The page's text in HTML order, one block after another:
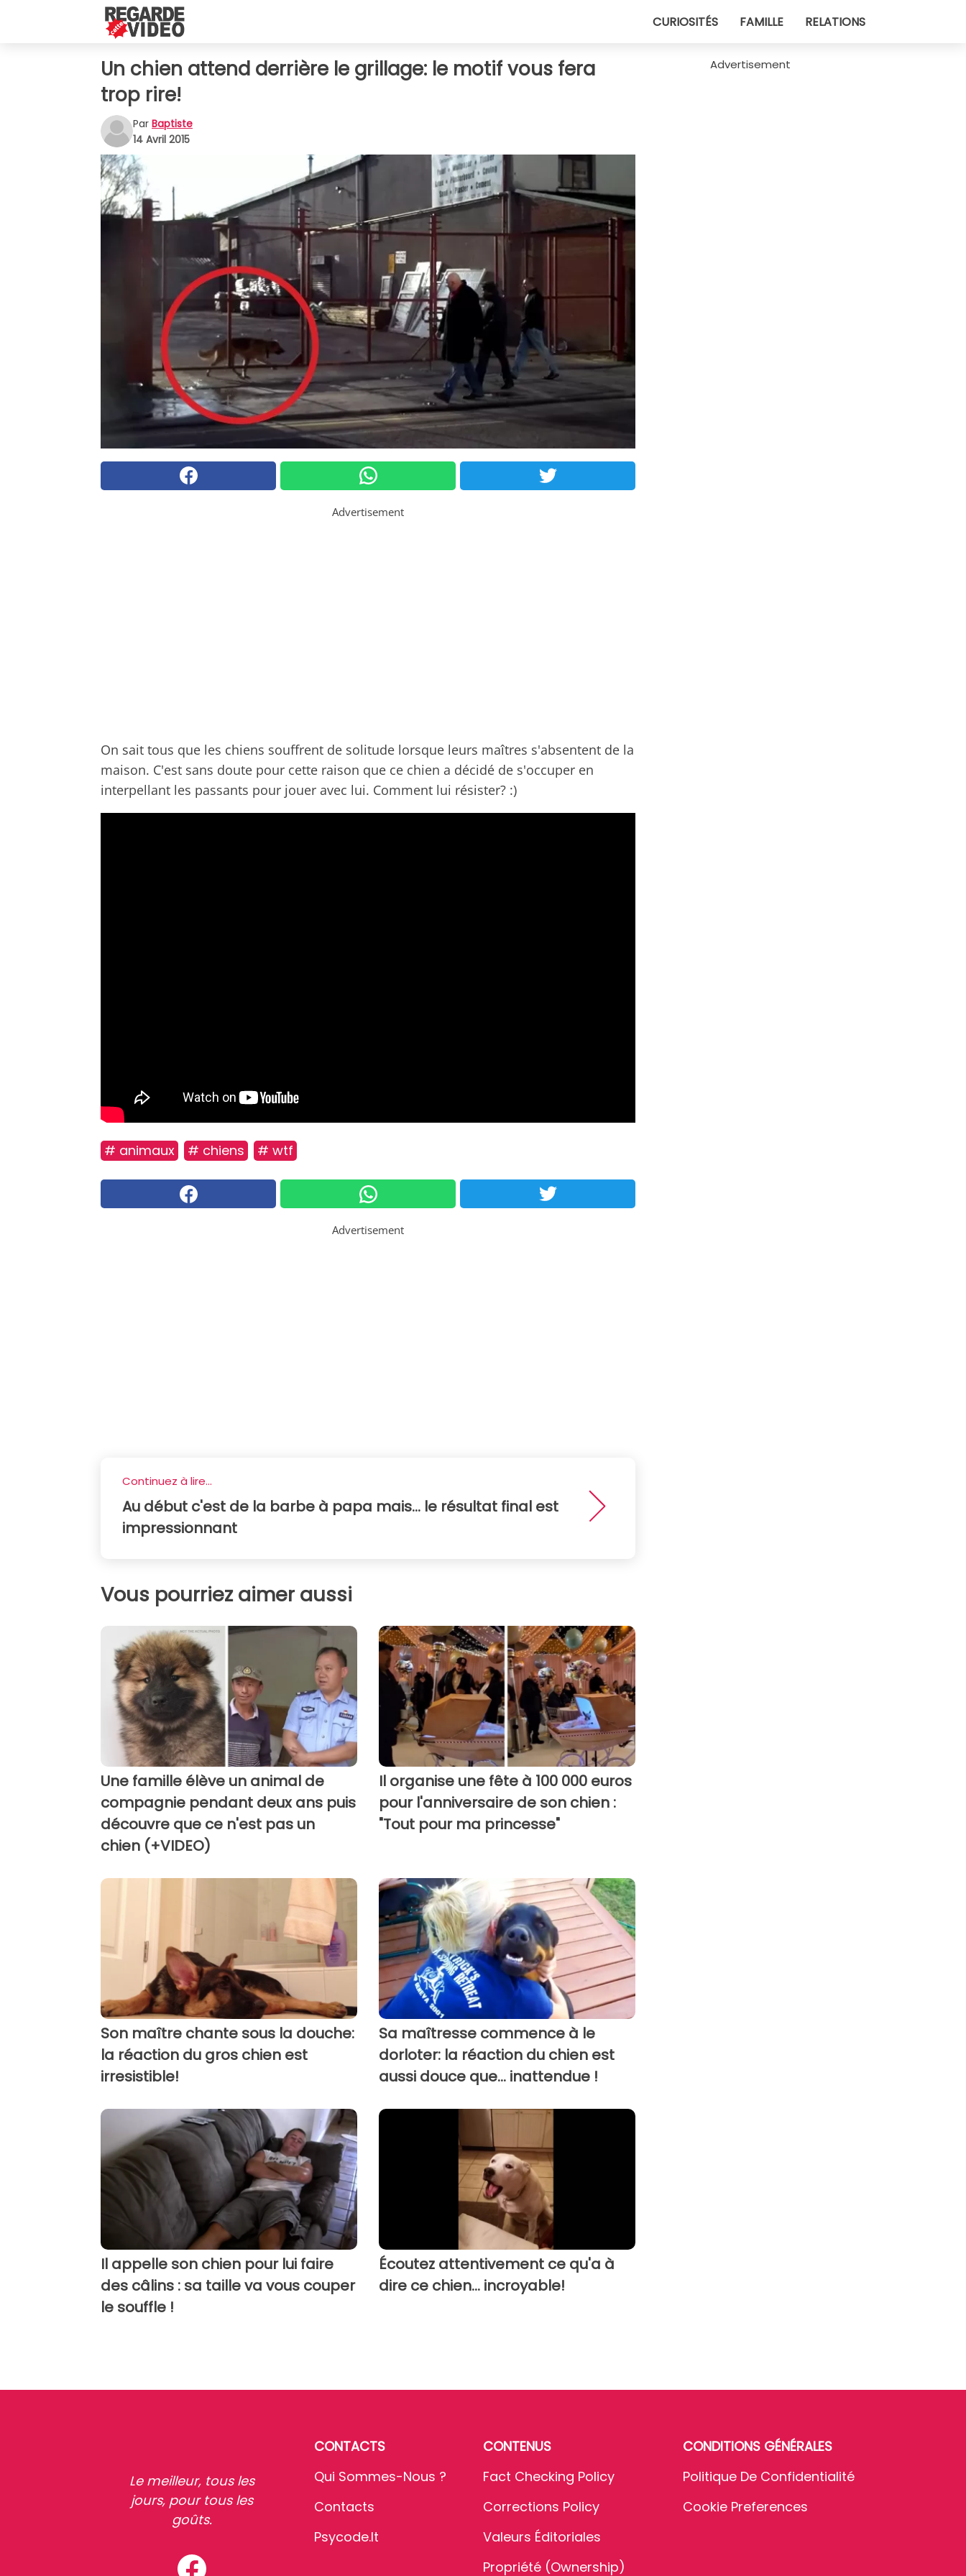
CURIOSITÉS FAMILLE RELATIONS
Un chien attend derrière le grillage: le motif vous fera
trop rire!
Par Baptiste
14 Avril 2015
Advertisement
On sait tous que les chiens souffrent de solitude lorsque leurs maîtres s'absentent de la
maison. C'est sans doute pour cette raison que ce chien a décidé de s'occuper en
interpellant les passants pour jouer avec lui. Comment lui résister? :)
# animaux # chiens # wtf
Advertisement
Continuez à lire...
Au début c'est de la barbe à papa mais... le résultat final est
impressionnant
Vous pourriez aimer aussi
Une famille élève un animal de
compagnie pendant deux ans puis
découvre que ce n'est pas un
chien (+VIDEO)
Il organise une fête à 100 000 euros
pour l'anniversaire de son chien :
"Tout pour ma princesse"
Son maître chante sous la douche:
la réaction du gros chien est
irresistible!
Sa maîtresse commence à le
dorloter: la réaction du chien est
aussi douce que... inattendue !
Il appelle son chien pour lui faire
des câlins : sa taille va vous couper
le souffle !
Écoutez attentivement ce qu'a à
dire ce chien... incroyable!
Advertisement
Le meilleur, tous les
jours, pour tous les
goûts.
CONTACTS
Qui Sommes-Nous ?
Contacts
Psycode.it
CONTENUS
Fact Checking Policy
Corrections Policy
Valeurs Éditoriales
Propriété (Ownership)
CONDITIONS GÉNÉRALES
Politique De Confidentialité
Cookie Preferences